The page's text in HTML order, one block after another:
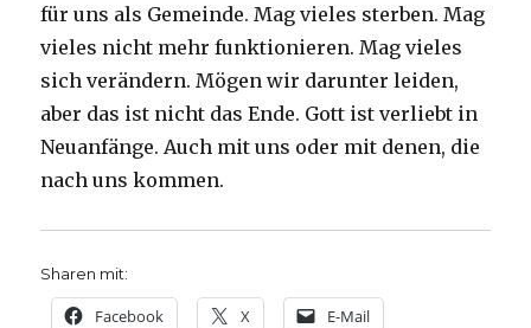
für uns als Gemeinde. Mag vieles sterben. Mag
vieles nicht mehr funktionieren. Mag vieles
sich verändern. Mögen wir darunter leiden,
aber das ist nicht das Ende. Gott ist verliebt in
Neuanfänge. Auch mit uns oder mit denen, die
nach uns kommen.
Sharen mit:
Facebook X E-Mail